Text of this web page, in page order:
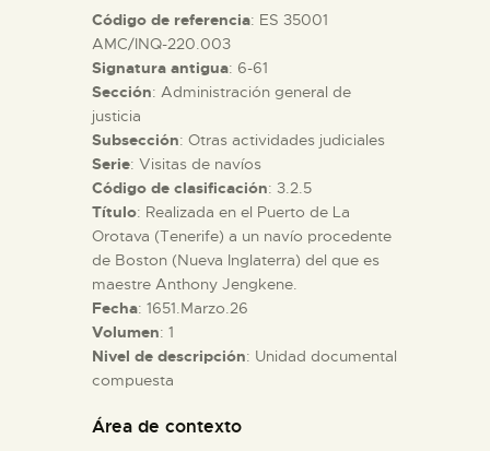
ESPAÑOL
PREPARAR LA VISITA
ACTIVIDADES
█
EL MUSEO
COLECCIONES
DIDÁCTICA
Código de referencia: ES 35001
AMC/INQ-220.003
Signatura antigua: 6-61
Sección: Administración general de
justicia
Subsección: Otras actividades judiciales
Serie: Visitas de navíos
Código de clasificación: 3.2.5
Título: Realizada en el Puerto de La
Orotava (Tenerife) a un navío procedente
de Boston (Nueva Inglaterra) del que es
maestre Anthony Jengkene.
Fecha: 1651.Marzo.26
Volumen: 1
Nivel de descripción: Unidad documental
compuesta
Área de contexto